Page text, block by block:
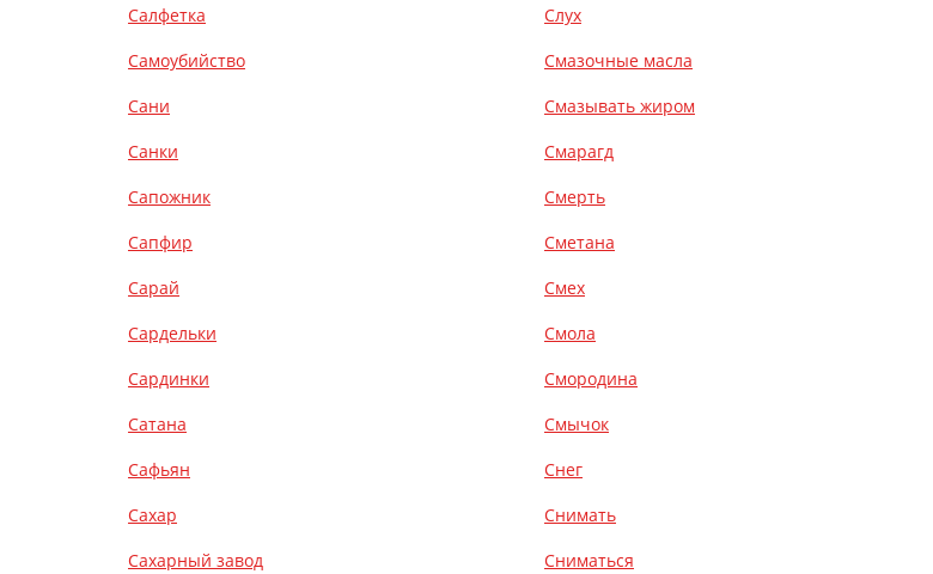
Салфетка
Слух
Самоубийство
Смазочные масла
Сани
Смазывать жиром
Санки
Смарагд
Сапожник
Смерть
Сапфир
Сметана
Сарай
Смех
Сардельки
Смола
Сардинки
Смородина
Сатана
Смычок
Сафьян
Снег
Сахар
Снимать
Сахарный завод
Сниматься